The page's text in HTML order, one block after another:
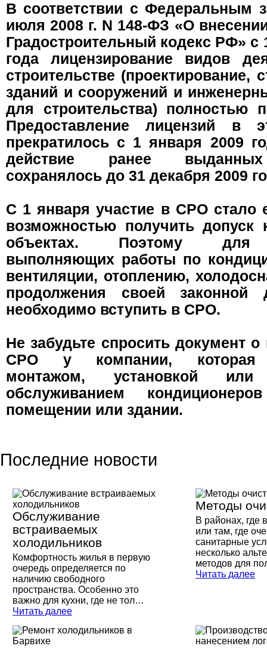
В соответствии с Федеральным
июля 2008 г. N 148-ФЗ «О
Градостроительный кодекс РФ» с
года лицензирование видов
строительстве (проектирование,
зданий и сооружений и
для строительства) полностью
Предоставление лицензий в
прекратилось с 1 января 2009
действие ранее
сохранялось до 31 декабря 2009
С 1 января участие в СРО стало
возможностью получить допуск
объектах. Поэтому для
выполняющих работы по
вентиляции, отоплению,
продолжения своей законной
необходимо вступить в СРО.
Не забудьте спросить документ о
СРО у компании, которая
монтажом, установкой или
обслуживанием
помещении или здании.
Последние новости
Обслуживание
встраиваемых
холодильников
Комфортность жилья в первую
очередь определяется по
наличию свободного
пространства. Особенно это
важно для кухни, где не тол…
Читать далее
Методы
В районах, где
или там, где
санитарные
несколько
методов для
Читать далее